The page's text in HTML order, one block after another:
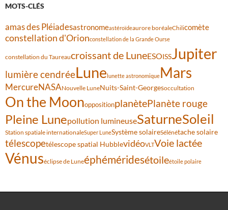
MOTS-CLÉS
amas des Pléiadesastronomeastéroïdeaurore boréaleChilicomète
constellation d'Orionconstellation de la Grande Ourse
constellation du Taureaucroissant de LuneESOISSJupiter
lumière cendréeLune lunette astronomiqueMars
MercureNASANouvelle LuneNuits-Saint-Georgesoccultation
On the MoonoppositionplanètePlanète rouge
Pleine Lunepollution lumineuseSaturneSoleil
Station spatiale internationaleSuper LuneSystème solaireSélénétache solaire
télescopetélescope spatial HubblevidéoVLTVoie lactée
Vénuséclipse de Luneéphéméridesétoileétoile polaire